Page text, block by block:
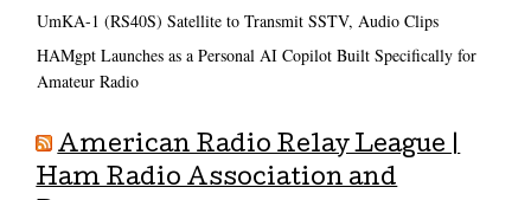
UmKA-1 (RS40S) Satellite to Transmit SSTV, Audio Clips
HAMgpt Launches as a Personal AI Copilot Built Specifically for
Amateur Radio
American Radio Relay League |
Ham Radio Association and